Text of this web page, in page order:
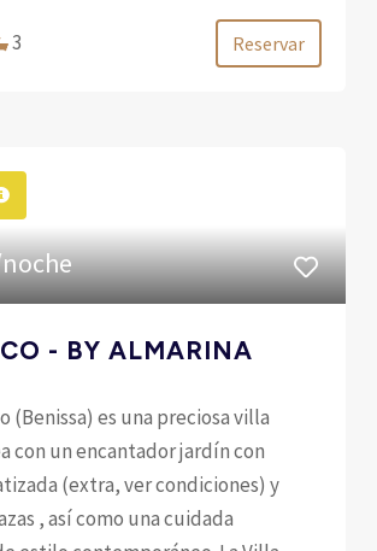
3 Reservar
- BY ALMARINA
(Benissa) es una preciosa villa
con un encantador jardín con
(extra, ver condiciones) y
, así como una cuidada